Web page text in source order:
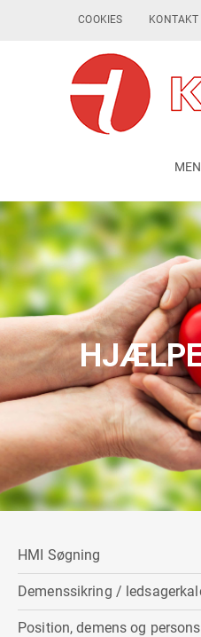
COOKIES KONTAKT
HMI Søgning
Demenssikring /
Position, demens og